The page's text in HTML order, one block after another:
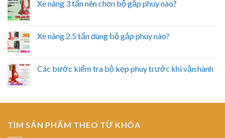
Xe nâng 3 tấn nên chọn bộ gắp phuy nào?
Xe nâng 2.5 tấn dùng bộ gắp phuy nào?
Các bước kiểm tra bộ kẹp phuy trước khi vận hành
TÌM SẢN PHẨM THEO TỪ KHÓA